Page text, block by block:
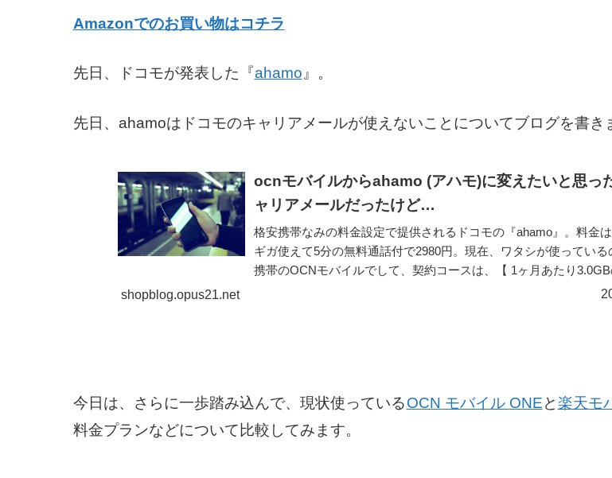
Amazonでのお買い物はコチラ
先日、ドコモが発表した『ahamo』。
先日、ahamoはドコモのキャリアメールが使えないことについてブログを書き
ocnモバイルからahamo (アハモ)に変えたいと思っ
ャリアメールだったけど…
格安携帯なみの料金設定で提供されるドコモの『ahamo』。料金
ギガ使えて5分の無料通話付で2980円。現在、ワタシが使っている
携帯のOCNモバイルでして、契約コースは、【 1ヶ月あたり3.0GB
shopblog.opus21.net
今日は、さらに一歩踏み込んで、現状使っているOCN モバイル ONEと楽天モ
料金プランなどについて比較してみます。